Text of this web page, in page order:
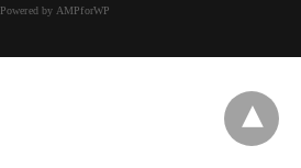
Powered by AMPforWP